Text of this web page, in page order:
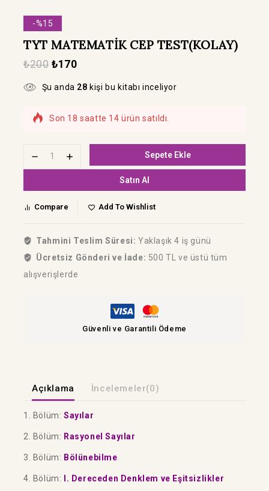
-%15
TYT MATEMATİK CEP TEST(KOLAY)
₺200 ₺170
Şu anda 28 kişi bu kitabı inceliyor
Son 18 saatte 14 ürün satıldı.
Sepete Ekle
Satın Al
Compare Add To Wishlist
Tahmini Teslim Süresi: Yaklaşık 4 iş günü
Ücretsiz Gönderi ve İade: 500 TL ve üstü tüm
alışverişlerde
Güvenli ve Garantili Ödeme
Açıklama İncelemeler(0)
1. Bölüm: Sayılar
2. Bölüm: Rasyonel Sayılar
3. Bölüm: Bölünebilme
4. Bölüm: I. Dereceden Denklem ve Eşitsizlikler